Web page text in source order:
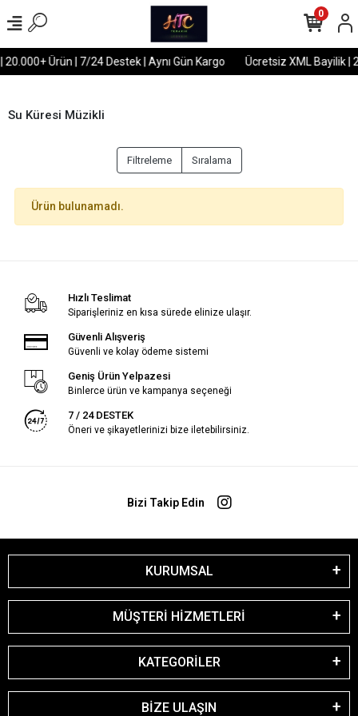
Ürün | 7/24 Destek | Aynı Gün Kargo Ücretsiz XML Bayilik |
0
Su Küresi Müzikli
Filtreleme Sıralama
Ürün bulunamadı.
Hızlı Teslimat
Siparişleriniz en kısa sürede elinize ulaşır.
Güvenli Alışveriş
Güvenli ve kolay ödeme sistemi
Geniş Ürün Yelpazesi
Binlerce ürün ve kampanya seçeneği
7 / 24 DESTEK
Öneri ve şikayetlerinizi bize iletebilirsiniz.
Bizi Takip Edin
KURUMSAL
MÜŞTERİ HİZMETLERİ
KATEGORİLER
BİZE ULAŞIN